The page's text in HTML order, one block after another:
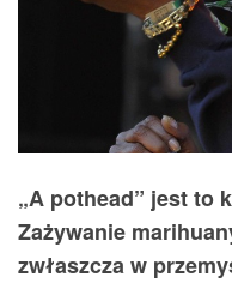
„A pothead” jest to
Zażywanie
zwłaszcza w